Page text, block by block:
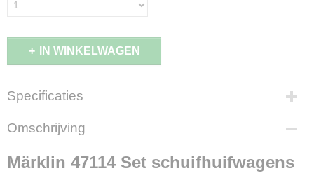
IN WINKELWAGEN
Specificaties
Productcode
47114
4001883471143
Omschrijving
Märklin 47114 Set schuifhuifwagens